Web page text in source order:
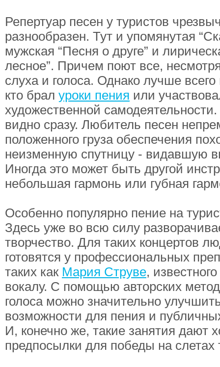
Репертуар песен у туристов
разнообразен. Тут и упомянутая
мужская “Песня о друге” и
лесное”. Причем поют все,
слуха и голоса. Однако лучше всего
кто брал уроки пения или
художественной самодеятельности.
видно сразу. Любитель песен
положенного груза обеспечения
неизменную спутницу - видавшую
Иногда это может быть другой
небольшая гармонь или губная
Особенно популярно пение на
Здесь уже во всю силу
творчество. Для таких концертов
готовятся у профессиональных
таких как Мария Струве,
вокалу. С помощью авторских
голоса можно значительно
возможности для пения и
И, конечно же, такие занятия дают
предпосылки для победы на слетах